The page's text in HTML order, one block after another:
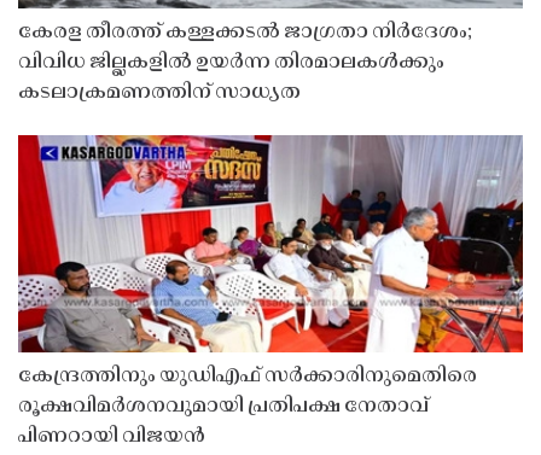
കേരള തീരത്ത് കള്ളക്കടൽ ജാഗ്രതാ നിർദേശം;
വിവിധ ജില്ലകളിൽ ഉയർന്ന തിരമാലകൾക്കും
കടലാക്രമണത്തിന് സാധ്യത
കേന്ദ്രത്തിനും യുഡിഎഫ് സർക്കാരിനുമെതിരെ
രൂക്ഷവിമർശനവുമായി പ്രതിപക്ഷ നേതാവ്
പിണറായി വിജയൻ